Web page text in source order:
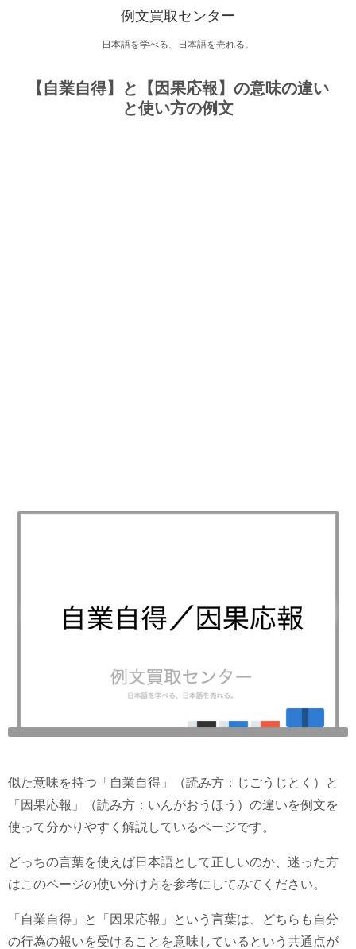
例文買取センター
日本語を学べる、日本語を売れる。
【自業自得】と【因果応報】の意味の違い
と使い方の例文
似た意味を持つ「自業自得」（読み方：じごうじとく）と
「因果応報」（読み方：いんがおうほう）の違いを例文を
使って分かりやすく解説しているページです。
どっちの言葉を使えば日本語として正しいのか、迷った方
はこのページの使い分け方を参考にしてみてください。
「自業自得」と「因果応報」という言葉は、どちらも自分
の行為の報いを受けることを意味しているという共通点が